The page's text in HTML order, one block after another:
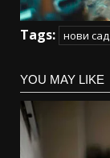
Tags: нови сад